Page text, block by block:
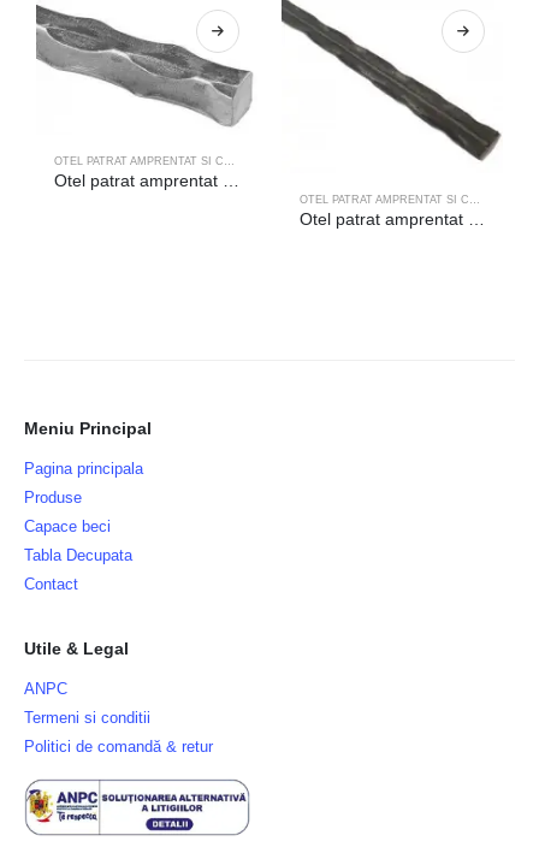
OTEL PATRAT AMPRENTAT SI CANELAT
Otel patrat amprentat 10×10 COD 20-010/6m
OTEL PATRAT AMPRENTAT SI CANELAT
Otel patrat amprentat 12×12 COD 20-412/3m
Meniu Principal
Pagina principala
Produse
Capace beci
Tabla Decupata
Contact
Utile & Legal
ANPC
Termeni si conditii
Politici de comandă & retur